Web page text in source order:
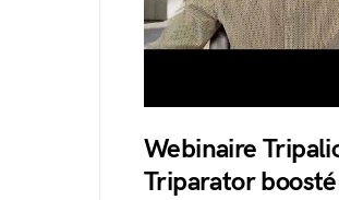
Webinaire
Triparator